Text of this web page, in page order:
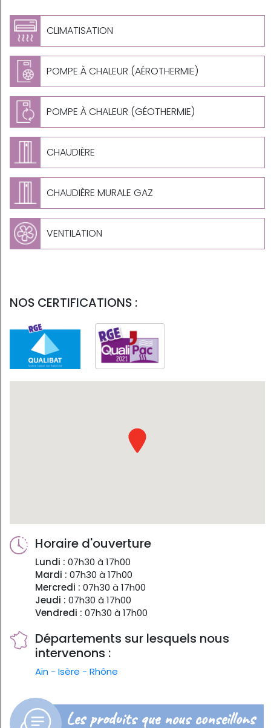
CLIMATISATION
POMPE À CHALEUR (AÉROTHERMIE)
POMPE À CHALEUR (GÉOTHERMIE)
CHAUDIÈRE
CHAUDIÈRE MURALE GAZ
VENTILATION
NOS CERTIFICATIONS :
Horaire d'ouverture
Lundi : 07h30 à 17h00
Mardi : 07h30 à 17h00
Mercredi : 07h30 à 17h00
Jeudi : 07h30 à 17h00
Vendredi : 07h30 à 17h00
Départements sur lesquels nous
intervenons :
Ain - Isère - Rhône
Les produits que nous conseillons